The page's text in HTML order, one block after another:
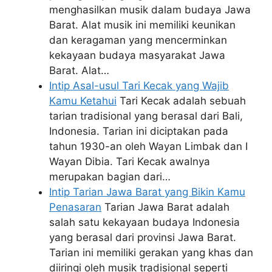
menghasilkan musik dalam budaya Jawa
Barat. Alat musik ini memiliki keunikan
dan keragaman yang mencerminkan
kekayaan budaya masyarakat Jawa
Barat. Alat…
Intip Asal-usul Tari Kecak yang Wajib
Kamu Ketahui Tari Kecak adalah sebuah
tarian tradisional yang berasal dari Bali,
Indonesia. Tarian ini diciptakan pada
tahun 1930-an oleh Wayan Limbak dan I
Wayan Dibia. Tari Kecak awalnya
merupakan bagian dari…
Intip Tarian Jawa Barat yang Bikin Kamu
Penasaran Tarian Jawa Barat adalah
salah satu kekayaan budaya Indonesia
yang berasal dari provinsi Jawa Barat.
Tarian ini memiliki gerakan yang khas dan
diiringi oleh musik tradisional seperti